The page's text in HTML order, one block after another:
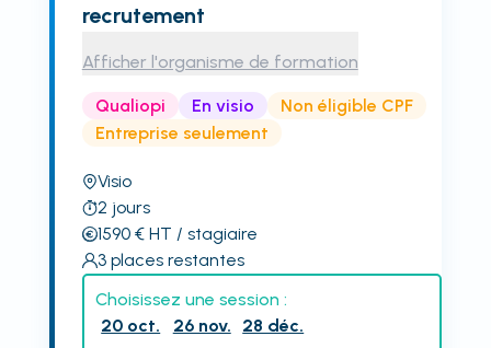
recrutement
Afficher l'organisme de formation
Qualiopi En visio
Non éligible CPF
Entreprise seulement
Visio
2 jours
1590€ HT / stagiaire
3 places restantes
Choisissez une session :
20 oct.
26 nov.
28 déc.